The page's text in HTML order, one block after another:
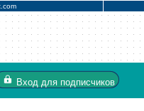
Вход для подписчиков